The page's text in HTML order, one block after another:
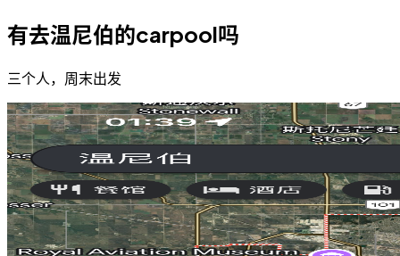
有去温尼伯的carpool吗
三个人，周末出发